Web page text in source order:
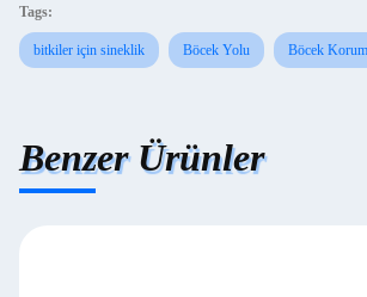
Tags:
bitkiler için sineklik Böcek Yolu Böcek
Benzer Ürünler